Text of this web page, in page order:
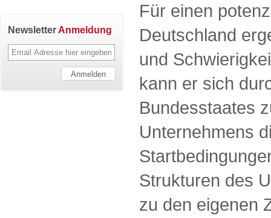
Für einen
Deutschland
und
kann er sich
Bundesstaates
Unternehmens
Strukturen des
zu den eigenen
NewsletterAnmeldung